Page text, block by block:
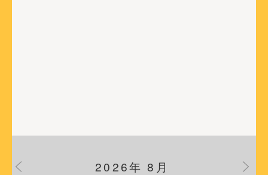
2026年 8月